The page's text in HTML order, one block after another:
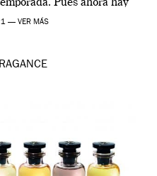
Pues ahora hay
— VER MÁS